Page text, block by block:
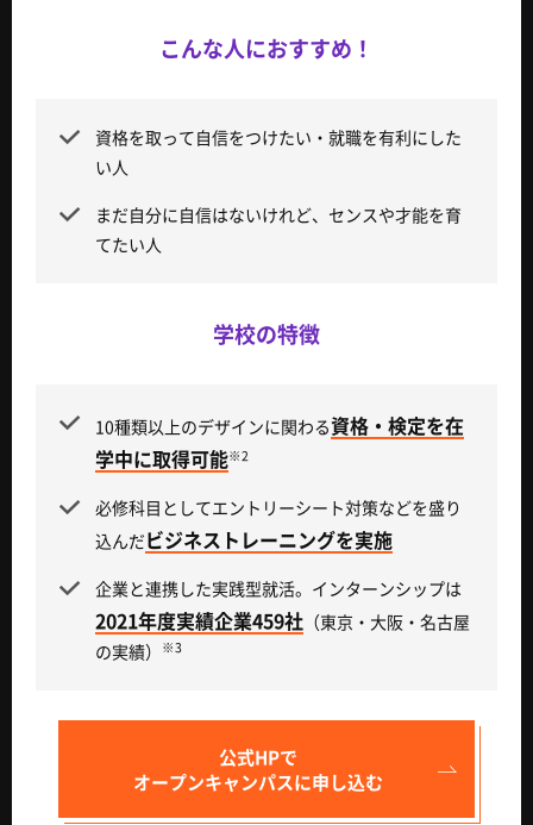
こんな人におすすめ！
資格を取って自信をつけたい・就職を有利にした
い人
まだ自分に自信はないけれど、センスや才能を育
てたい人
学校の特徴
10種類以上のデザインに関わる資格・検定を在
学中に取得可能※2
必修科目としてエントリーシート対策などを盛り
込んだビジネストレーニングを実施
企業と連携した実践型就活。インターンシップは
2021年度実績企業459社 （東京・大阪・名古屋
の実績）
※3
公式HPで
オープンキャンパスに申し込む